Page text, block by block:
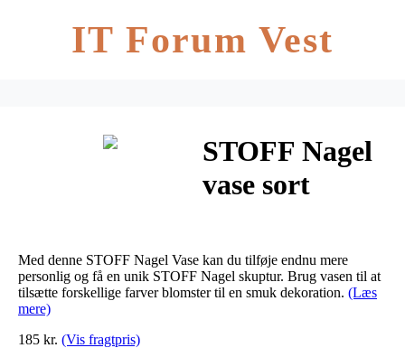
IT Forum Vest
STOFF Nagel
vase sort
Med denne STOFF Nagel Vase kan du tilføje endnu mere
personlig og få en unik STOFF Nagel skuptur. Brug vasen til at
tilsætte forskellige farver blomster til en smuk dekoration. (Læs
mere)
185 kr. (Vis fragtpris)